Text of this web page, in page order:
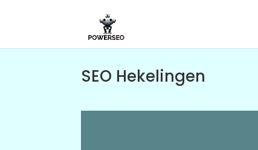
SEO Hekelingen